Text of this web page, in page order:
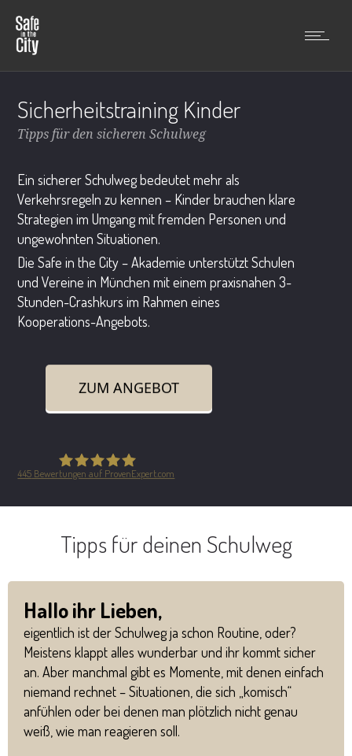
Sicherheitstraining Kinder
Tipps für den sicheren Schulweg
Ein sicherer Schulweg bedeutet mehr als
Verkehrsregeln zu kennen – Kinder brauchen klare
Strategien im Umgang mit fremden Personen und
ungewohnten Situationen.
Die Safe in the City – Akademie unterstützt Schulen
und Vereine in München mit einem praxisnahen 3-
Stunden-Crashkurs im Rahmen eines
Kooperations-Angebots.
ZUM ANGEBOT
Safe in the City GmbH
445 Bewertungen auf ProvenExpert.com
Tipps für deinen Schulweg
Hallo ihr Lieben,
eigentlich ist der Schulweg ja schon Routine, oder?
Meistens klappt alles wunderbar und ihr kommt sicher
an. Aber manchmal gibt es Momente, mit denen einfach
niemand rechnet – Situationen, die sich „komisch“
anfühlen oder bei denen man plötzlich nicht genau
weiß, wie man reagieren soll.